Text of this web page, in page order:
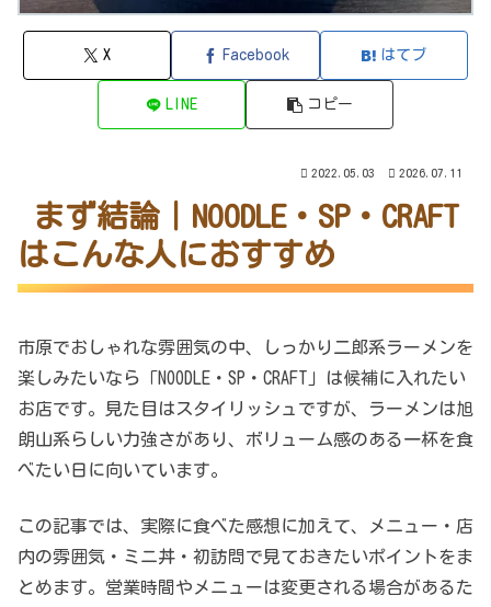
X Facebook はてブ
LINE コピー
2022.05.03 2026.07.11
まず結論｜NOODLE・SP・CRAFT
はこんな人におすすめ
市原でおしゃれな雰囲気の中、しっかり二郎系ラーメンを
楽しみたいなら「NOODLE・SP・CRAFT」は候補に入れたい
お店です。見た目はスタイリッシュですが、ラーメンは旭
朗山系らしい力強さがあり、ボリューム感のある一杯を食
べたい日に向いています。
この記事では、実際に食べた感想に加えて、メニュー・店
内の雰囲気・ミニ丼・初訪問で見ておきたいポイントをま
とめます。営業時間やメニューは変更される場合があるた